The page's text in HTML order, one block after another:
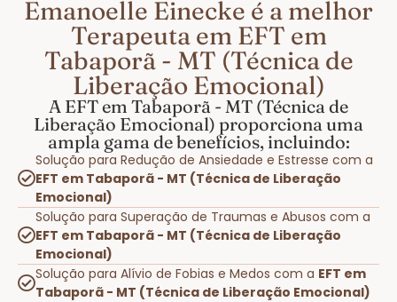
Emanoelle Einecke é a melhor
Terapeuta em EFT em
Tabaporã - MT (Técnica de
Liberação Emocional)
A EFT em Tabaporã - MT (Técnica de
Liberação Emocional) proporciona uma
ampla gama de benefícios, incluindo:
Solução para Redução de Ansiedade e Estresse com a
EFT em Tabaporã - MT (Técnica de Liberação
Emocional)
Solução para Superação de Traumas e Abusos com a
EFT em Tabaporã - MT (Técnica de Liberação
Emocional)
Solução para Alívio de Fobias e Medos com a EFT em
Tabaporã - MT (Técnica de Liberação Emocional)